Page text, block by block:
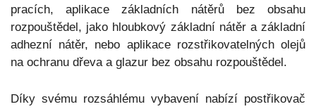
pracích, aplikace základních nátěrů bez obsahu
rozpouštědel, jako hloubkový základní nátěr a základní
adhezní nátěr, nebo aplikace rozstřikovatelných olejů
na ochranu dřeva a glazur bez obsahu rozpouštědel.
Díky svému rozsáhlému vybavení nabízí postřikovač